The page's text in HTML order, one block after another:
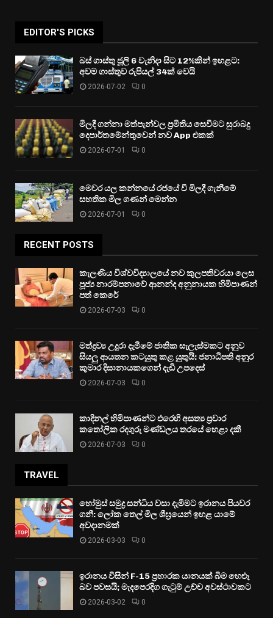
EDITOR'S PICKS
බස් ගාස්තු ජූලි 6 වැනිදා සිට 12%කින් ඉහළට:
අවම ගාස්තුව රුපියල් 34ක් වෙයි
2026-07-02 0
මිලදී ගන්නා මත්පැන්වල ප්‍රමිතිය සෙවීමට සුරාබදු
දෙපාර්තමේන්තුවෙන් නව App එකක්
2026-07-01 0
මෙවර යල කන්නයේ රජයේ වී මිලදී ගැනීමේ
සහතික මිල ගණන් මෙන්න
2026-07-01 0
RECENT POSTS
කැලණිය විශ්වවිද්‍යාලයේ නව කුලපතිවරයා ලෙස
පූජ්‍ය නාරම්පනාවේ ආනන්ද අනුනායක හිමිපාණන්
පත් කෙරේ
2026-07-03 0
මත්ද්‍රව්‍ය උදුරා දැමීමේ ජාතික සැලැස්මකට අනුව
සියලු ආයතන කටයුතු කළ යුතුයි: ජනාධිපති අනුර
කුමාර දිසානායකගෙන් දැඩි උපදෙස්
2026-07-03 0
කාදිනල් හිමිපාණන්ට එරෙහි අසත්‍ය ප්‍රචාර
කතෝලික රදගුරු මණ්ඩලය තරයේ හෙළා දකී
2026-07-03 0
TRAVEL
හෝමුස් සමුද්‍ර සන්ධිය වසා දැමීමට ඉරානය පියවර
ගනී: ලෝක තෙල් මිල ශීඝ්‍රයෙන් ඉහළ යාමේ
අවදානමක්
2026-03-03 0
ඉරානය විසින් F-15 ප්‍රහාරක යානයක් බිම හෙළූ
බව පවසයි; මැදපෙරදිග ගැටුම් උච්ච අවස්ථාවකට
2026-03-02 0